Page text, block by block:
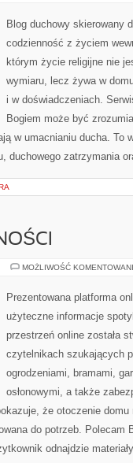
Blog duchowy skierowany
codzienność z życiem
którym życie religijne nie
wymiaru, lecz żywa w
i w doświadczeniach.
Bogiem może być
w umacnianiu ducha. To
duchowego zatrzymania
MOŻLIWOŚĆ
Prezentowana platforma
użyteczne informacje
przestrzeń online została
czytelnikach szukających
ogrodzeniami, bramami,
osłonowymi, a także
że otoczenie
do potrzeb. Polecam
odnajdzie